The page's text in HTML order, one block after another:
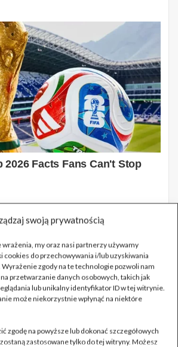
swoją prywatnością
wrażenia, my oraz nasi partnerzy używamy
cookies do przechowywania i/lub uzyskiwania
zgody na te technologie pozwoli nam
przetwarzanie danych osobowych, takich jak
lub unikalny identyfikator ID w tej witrynie.
może niekorzystnie wpłynąć na niektóre
zgodę na powyższe lub dokonać szczegółowych
zastosowane tylko do tej witryny. Możesz